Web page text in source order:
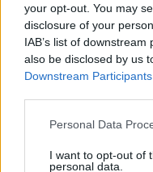
your opt-out. You may
disclosure of your
IAB’s list of
also be disclosed by us
Downstream Participants
Please note that this
not limited to your visit
Personal Data
I want to opt-out of
personal data.